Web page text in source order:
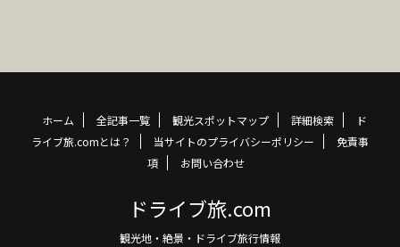
ホーム 全記事一覧 観光スポットマップ 詳細検索
ド
ライブ旅.comとは？
当サイトのプライバシーポリシー
免責事
項
お問い合わせ
ドライブ旅.com
観光地・絶景・ドライブ旅行情報